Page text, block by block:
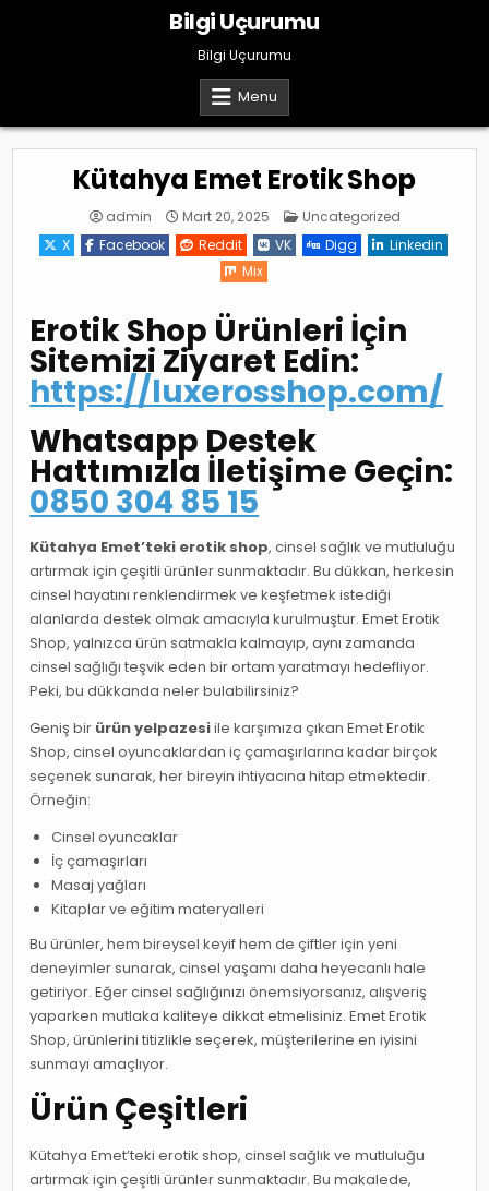
Bilgi Uçurumu
Bilgi Uçurumu
Menu
Kütahya Emet Erotik Shop
admin Mart 20, 2025 Posted
Uncategorized
X
Facebook Reddit VK Digg
Linkedin
Mix
Erotik Shop Ürünleri İçin
Sitemizi Ziyaret Edin:
https://luxerosshop.com/
Whatsapp Destek
Hattımızla İletişime Geçin:
0850 304 85 15
Kütahya Emet’teki erotik shop, cinsel sağlık ve mutluluğu
artırmak için çeşitli ürünler sunmaktadır. Bu dükkan, herkesin
cinsel hayatını renklendirmek ve keşfetmek istediği
alanlarda destek olmak amacıyla kurulmuştur. Emet Erotik
Shop, yalnızca ürün satmakla kalmayıp, aynı zamanda
cinsel sağlığı teşvik eden bir ortam yaratmayı hedefliyor.
Peki, bu dükkanda neler bulabilirsiniz?
Geniş bir ürün yelpazesiile karşımıza çıkan Emet Erotik
Shop, cinsel oyuncaklardan iç çamaşırlarına kadar birçok
seçenek sunarak, her bireyin ihtiyacına hitap etmektedir.
Örneğin:
Cinsel oyuncaklar
İç çamaşırları
Masaj yağları
Kitaplar ve eğitim materyalleri
Bu ürünler, hem bireysel keyif hem de çiftler için yeni
deneyimler sunarak, cinsel yaşamı daha heyecanlı hale
getiriyor. Eğer cinsel sağlığınızı önemsiyorsanız, alışveriş
yaparken mutlaka kaliteye dikkat etmelisiniz. Emet Erotik
Shop, ürünlerini titizlikle seçerek, müşterilerine en iyisini
sunmayı amaçlıyor.
Ürün Çeşitleri
Kütahya Emet’teki erotik shop, cinsel sağlık ve mutluluğu
artırmak için çeşitli ürünler sunmaktadır. Bu makalede,